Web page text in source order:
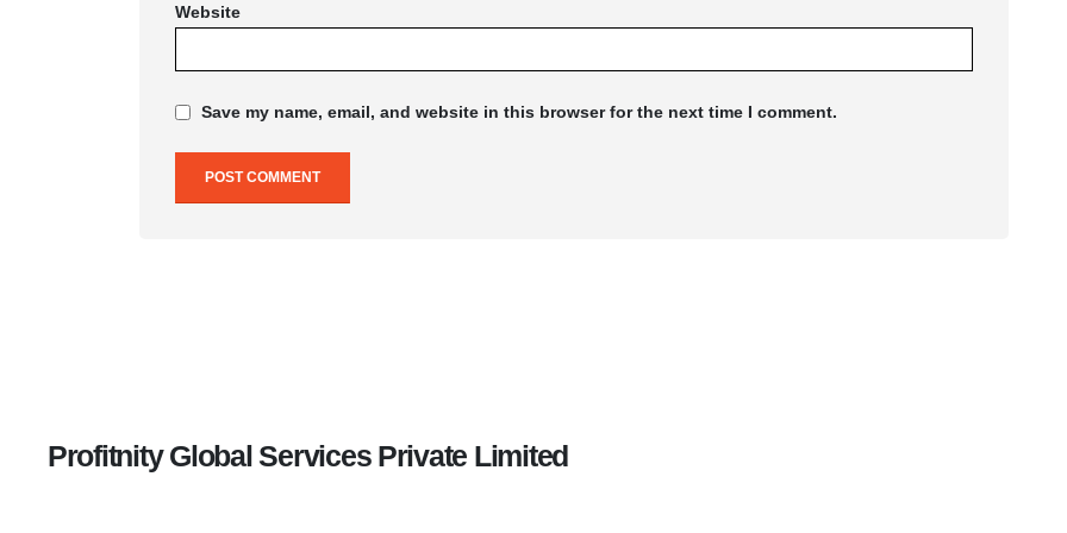
Website
Save my name, email, and website in this browser for the next time I comment.
Profitnity Global Services Private Limited